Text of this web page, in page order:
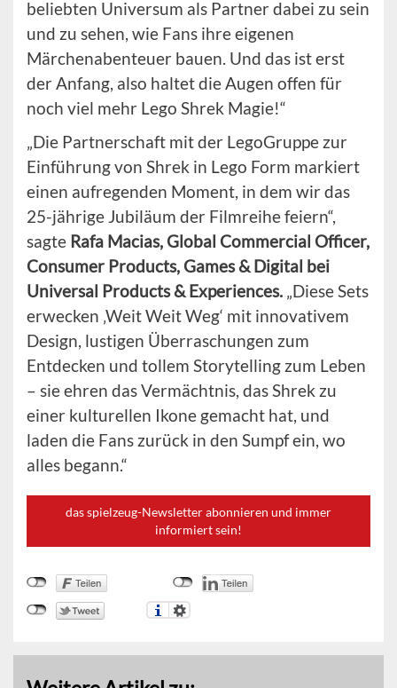
beliebten Universum als Partner dabei zu sein
und zu sehen, wie Fans ihre eigenen
Märchenabenteuer bauen. Und das ist erst
der Anfang, also haltet die Augen offen für
noch viel mehr Lego Shrek Magie!“
„Die Partnerschaft mit der LegoGruppe zur
Einführung von Shrek in Lego Form markiert
einen aufregenden Moment, in dem wir das
25-jährige Jubiläum der Filmreihe feiern“,
sagte Rafa Macias, Global Commercial Officer,
Consumer Products, Games & Digital bei
Universal Products & Experiences. „Diese Sets
erwecken ‚Weit Weit Weg‘ mit innovativem
Design, lustigen Überraschungen zum
Entdecken und tollem Storytelling zum Leben
– sie ehren das Vermächtnis, das Shrek zu
einer kulturellen Ikone gemacht hat, und
laden die Fans zurück in den Sumpf ein, wo
alles begann.“
das spielzeug-Newsletter abonnieren und immer
informiert sein!